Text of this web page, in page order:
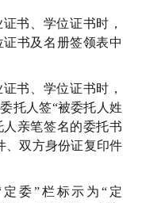
书、学位证书时，
书及名册签领表中
书、学位证书时，
托人签“被委托人姓
亲笔签名的委托书
、双方身份证复印件
委”栏标示为“定